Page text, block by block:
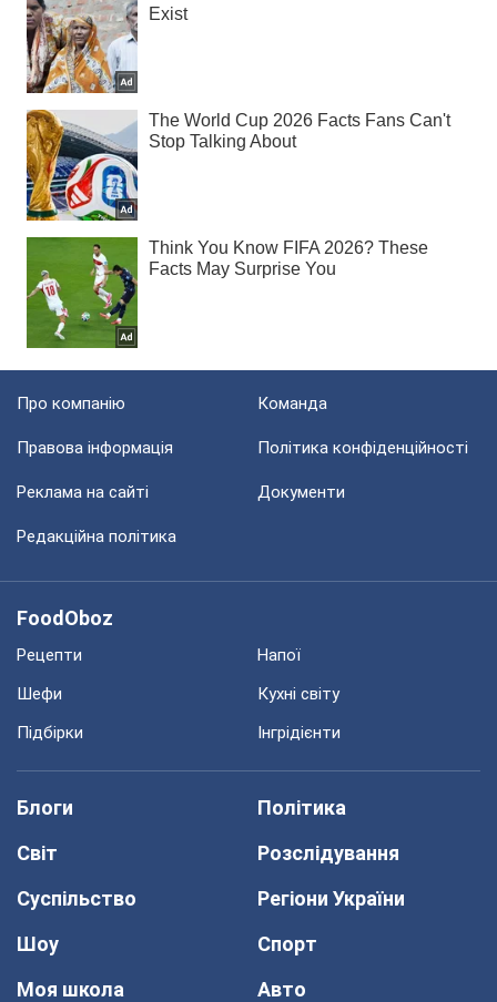
Про компанію Команда
Правова інформація Політика конфіденційності
Реклама на сайті Документи
Редакційна політика
FoodOboz
Рецепти
Напої
Шефи
Кухні світу
Підбірки
Інгрідієнти
Блоги
Політика
Світ
Розслідування
Суспільство
Регіони України
Шоу
Спорт
Моя школа
Авто